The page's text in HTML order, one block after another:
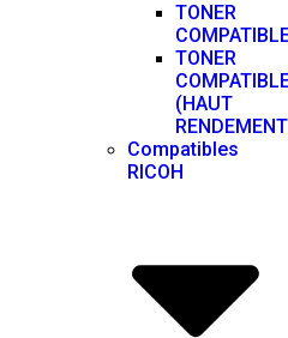
TONER
TONER
(HAUT
Compatibles
RICOH